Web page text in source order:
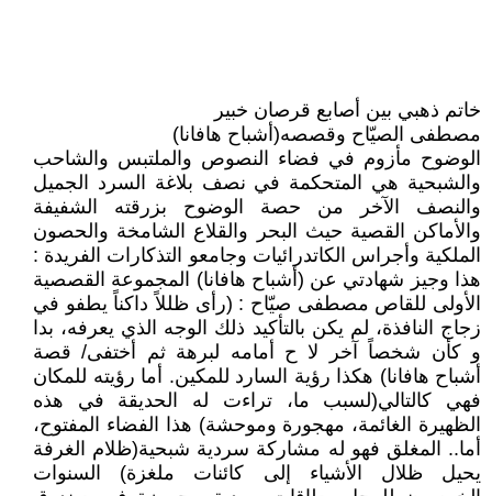
خاتم ذهبي بين أصابع قرصان خبير
مصطفى الصيّاح وقصصه(أشباح هافانا)
الوضوح مأزوم في فضاء النصوص والملتبس والشاحب
والشبحية هي المتحكمة في نصف بلاغة السرد الجميل
والنصف الآخر من حصة الوضوح بزرقته الشفيفة
والأماكن القصية حيث البحر والقلاع الشامخة والحصون
الملكية وأجراس الكاتدرائيات وجامعو التذكارات الفريدة :
هذا وجيز شهادتي عن (أشباح هافانا) المجموعة القصصية
الأولى للقاص مصطفى صيّاح : (رأى ظللاً داكناً يطفو في
زجاج النافذة، لم يكن بالتأكيد ذلك الوجه الذي يعرفه، بدا
و كأن شخصاً آخر لا ح أمامه لبرهة ثم أختفى/ قصة
أشباح هافانا) هكذا رؤية السارد للمكين. أما رؤيته للمكان
فهي كالتالي(لسبب ما، تراءت له الحديقة في هذه
الظهيرة الغائمة، مهجورة وموحشة) هذا الفضاء المفتوح،
أما.. المغلق فهو له مشاركة سردية شبحية(ظلام الغرفة
يحيل ظلال الأشياء إلى كائنات ملغزة) السنوات